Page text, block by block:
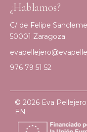
¿Hablamos?
C/ de Felipe
50001 Zaragoza
976 79 51 52
© 2026 Eva
EN